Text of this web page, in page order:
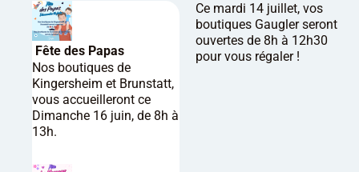
Fête des Papas
Nos boutiques de
Kingersheim et Brunstatt,
vous accueilleront ce
Dimanche 16 juin, de 8h à
13h.
Ce mardi 14 juillet, vos
boutiques Gaugler seront
ouvertes de 8h à 12h30
pour vous régaler !